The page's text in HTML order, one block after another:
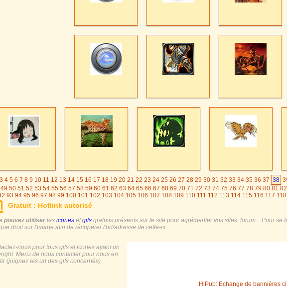
3 4 5 6 7 8 9 10 11 12 13 14 15 16 17 18 19 20 21 22 23 24 25 26 27 28 29 30 31 32 33 34 35 36 37 38
49 50 51 52 53 54 55 56 57 58 59 60 61 62 63 64 65 66 67 68 69 70 71 72 73 74 75 76 77 78 79 80 81 82
93 94 95 96 97 98 99 100 101 102 103 104 105 106 107 108 109 110 111 112 113 114 115 116 117 118
126 127 128 129 130 131 132 133
155 156 157 158 159 160 161
Gratuit : Hotlink autorisé
pouvez utiliser les icones etgifs gratuits présents sur le site pour agrémenter vos sites, forum... Pour se
droit sur l'image afin de récuperer l'url/adresse de celle-ci.
nous pour tous gifs et icones ayant un
Merci de nous contacter pour nous en
(joignez les url des gifs concernés)
HiPub: Echange de bannières